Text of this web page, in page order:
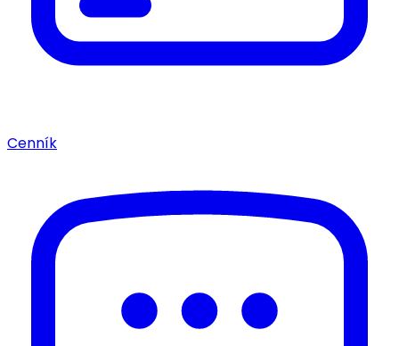
Cenník